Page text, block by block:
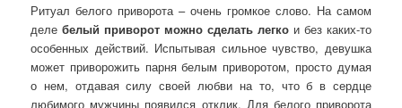
Ритуал белого приворота – очень громкое слово. На самом
делебелый приворот можно сделать легко и без каких-то
особенных действий. Испытывая сильное чувство, девушка
может приворожить парня белым приворотом, просто думая
о нем, отдавая силу своей любви на то, что б в сердце
любимого мужчины появился отклик. Для белого приворота